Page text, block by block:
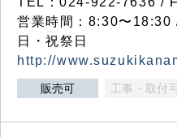
営業時間：8:30〜18:30
日・祝祭日
http://
販売可 工事・取付